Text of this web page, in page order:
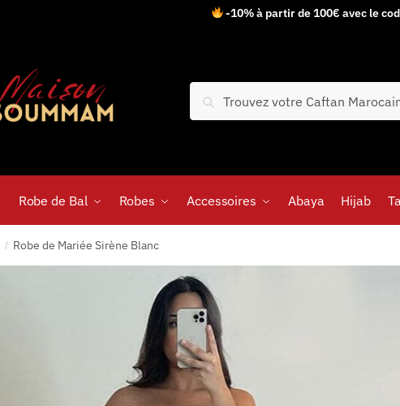
-10% à partir de 100€ avec le
Recherche
Robe de Bal Robes Accessoires Abaya Hijab
/ Robe de Mariée Sirène Blanc